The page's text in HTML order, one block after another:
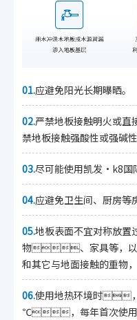
01.应避免阳光长期曝晒。
02.严禁地板接触明火或直
禁地板接触强酸性或强碱
03.尽可能使用凯发·k8
04.应避免卫生间、厨房
05.地板表面不宜对称放
物、家具等，以
和其它与地面接触的重物
06.使用地热环境时
℃，每年首次使